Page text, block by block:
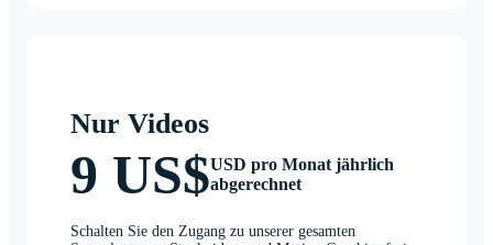
Nur Videos
9 US$USD pro Monat jährlich
abgerechnet
Schalten Sie den Zugang zu unserer gesamten